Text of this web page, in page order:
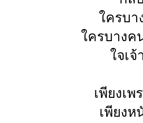
ใครบ
ใครบางค
ใจเ
เพียงเ
เพียงห